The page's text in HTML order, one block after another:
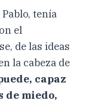
tenía
el
de las ideas
la cabeza de
capaz
de miedo,